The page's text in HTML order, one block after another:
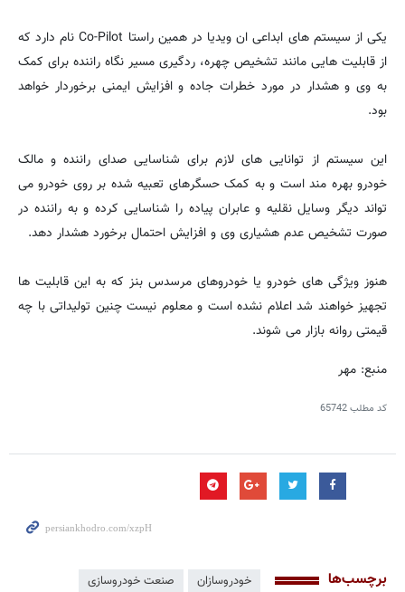
یکی از سیستم های ابداعی ان ویدیا در همین راستا Co-Pilot نام دارد که
از قابلیت هایی مانند تشخیص چهره، ردگیری مسیر نگاه راننده برای کمک
به وی و هشدار در مورد خطرات جاده و افزایش ایمنی برخوردار خواهد
بود.
این سیستم از توانایی های لازم برای شناسایی صدای راننده و مالک
خودرو بهره مند است و به کمک حسگرهای تعبیه شده بر روی خودرو می
تواند دیگر وسایل نقلیه و عابران پیاده را شناسایی کرده و به راننده در
صورت تشخیص عدم هشیاری وی و افزایش احتمال برخورد هشدار دهد.
هنوز ویژگی های خودرو یا خودروهای مرسدس بنز که به این قابلیت ها
تجهیز خواهند شد اعلام نشده است و معلوم نیست چنین تولیداتی با چه
قیمتی روانه بازار می شوند.
منبع: مهر
کد مطلب65742
برچسب‌ها خودروسازان
صنعت خودروسازی